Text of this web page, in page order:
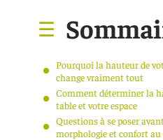
Pourquoi la hauteur de
change vraiment tout
Comment déterminer la
table et votre espace
Questions à se poser avant
morphologie et confort